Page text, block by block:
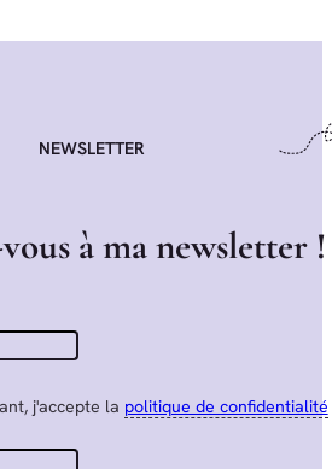
NEWSLETTER
vous àmanewsletter !
j'accepte la politique de confidentialité